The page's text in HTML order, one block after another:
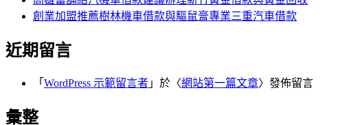
創業加盟推薦樹林機車借款與驅鼠膏專業三重汽車借款
近期留言
「 WordPress 示範留言者 」於〈網站第一篇文章〉發佈留言
彙整